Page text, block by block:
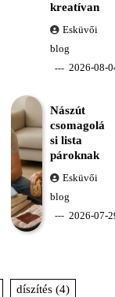
kreatívan
Esküvői
blog
2026-08-
Nászút
csomagolá
si lista
pároknak
Esküvői
blog
2026-07-
díszítés (4)